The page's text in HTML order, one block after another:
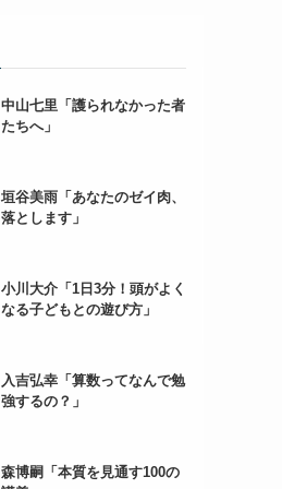
中山七里「護られなかった者
たちへ」
垣谷美雨「あなたのゼイ肉、
落とします」
小川大介「1日3分！頭がよく
なる子どもとの遊び方」
入吉弘幸「算数ってなんで勉
強するの？」
森博嗣「本質を見通す100の